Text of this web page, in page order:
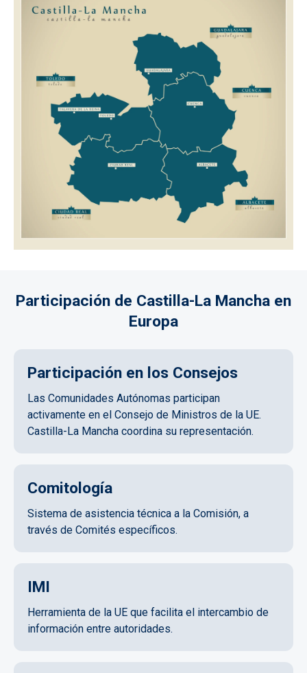
Participación de Castilla-La Mancha en
Europa
Participación en los Consejos
Las Comunidades Autónomas participan
activamente en el Consejo de Ministros de la UE.
Castilla-La Mancha coordina su representación.
Comitología
Sistema de asistencia técnica a la Comisión, a
través de Comités específicos.
IMI
Herramienta de la UE que facilita el intercambio de
información entre autoridades.